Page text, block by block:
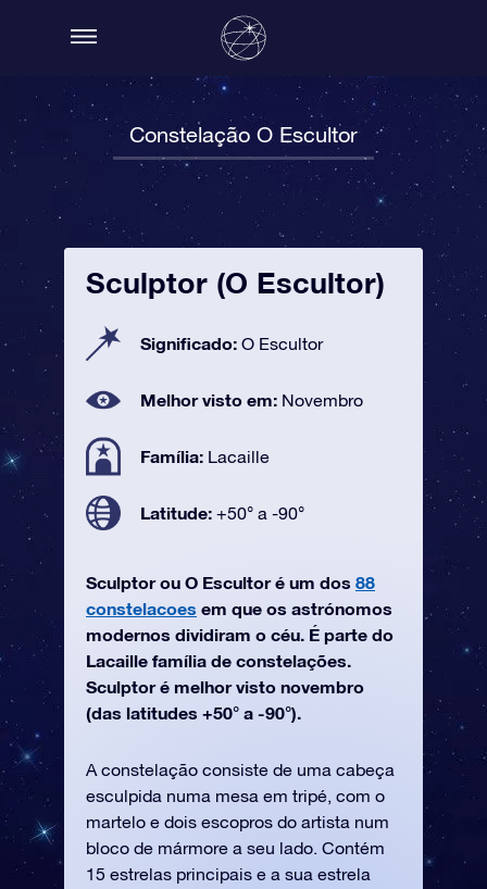
Constelação O Escultor
Sculptor (O Escultor)
Significado: O Escultor
Melhor visto em: Novembro
Família: Lacaille
Latitude: +50° a -90°
Sculptor ou O Escultor é um dos 88
constelacoes em que os astrónomos
modernos dividiram o céu. É parte do
Lacaille família de constelações.
Sculptor é melhor visto novembro
(das latitudes +50° a -90°).
A constelação consiste de uma cabeça
esculpida numa mesa em tripé, com o
martelo e dois escopros do artista num
bloco de mármore a seu lado. Contém
15 estrelas principais e a sua estrela